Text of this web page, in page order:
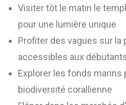
Visiter tôt le matin le
pour une lumière unique
Profiter des vagues sur la
accessibles aux
Explorer les fonds marins
biodiversité corallienne